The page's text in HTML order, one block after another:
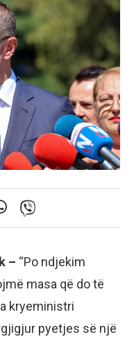
– “Po ndjekim
masa që do të
kryeministri
pyetjes së një